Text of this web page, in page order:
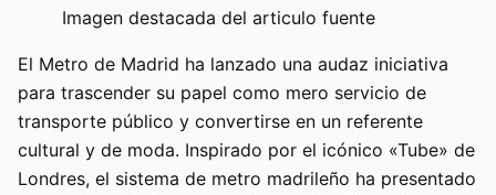
Imagen destacada del articulo fuente
El Metro de Madrid ha lanzado una audaz iniciativa
para trascender su papel como mero servicio de
transporte público y convertirse en un referente
cultural y de moda. Inspirado por el icónico «Tube» de
Londres, el sistema de metro madrileño ha presentado